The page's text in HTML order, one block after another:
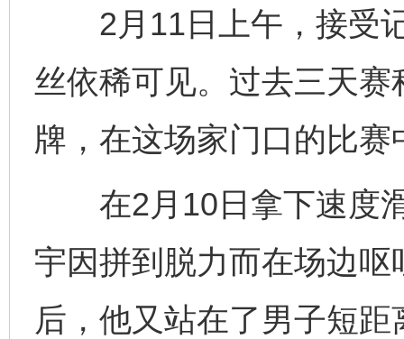
2月11日上午，接受记
丝依稀可见。过去三天
牌，在这场家门口的比赛
在2月10日拿下速度滑
宇因拼到脱力而在场边
后，他又站在了男子短